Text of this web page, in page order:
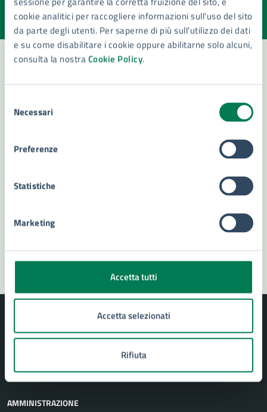
cookie analitici per raccogliere informazioni sull'uso del sito
da parte degli utenti. Per saperne di più sull'utilizzo dei dati
e su come disabilitare i cookie oppure abilitarne solo alcuni,
consulta la nostraCookie Policy.
delNecessari
Preferenze
Statistiche
Marketing
Accetta tutti
Accetta selezionati
Rifiuta
Valuta la chiarezza delle informazioni (da 1 a 5 stelle)
Seleziona il numero di stelle per valutare la chiarezza delle
Valuta 5 stelle su 5
Valuta 4 stelle su 5
Valuta 3 stelle su 5
Valuta 2 stelle su 5
Valuta 1 stelle su 5
Leggi le domande frequenti
Prenota appuntamento
Problemi in città
AMMINISTRAZIONE